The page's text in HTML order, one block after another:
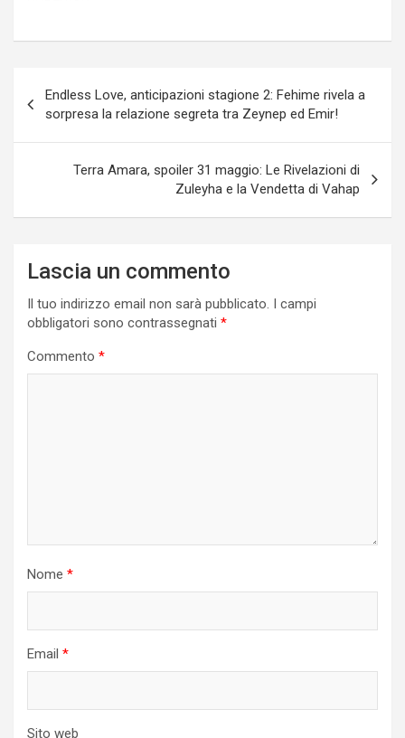
articoli
Endless Love, anticipazioni stagione 2: Fehime rivela a
sorpresa la relazione segreta tra Zeynep ed Emir!
Terra Amara, spoiler 31 maggio: Le Rivelazioni di
Zuleyha e la Vendetta di Vahap
Lascia un commento
Il tuo indirizzo email non sarà pubblicato. I campi
obbligatori sono contrassegnati *
Commento *
Nome *
Email *
Sito web